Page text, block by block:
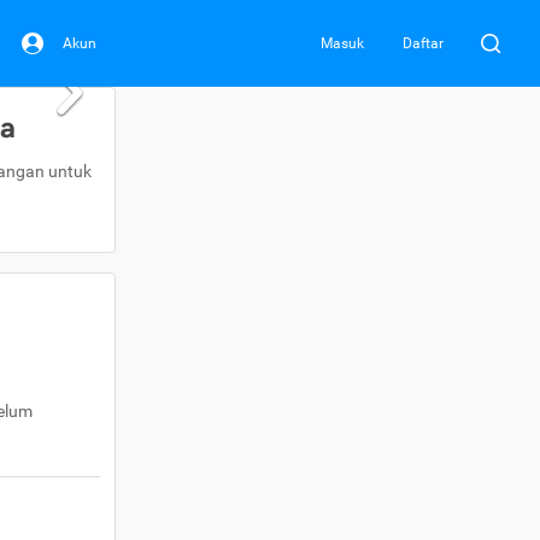
Akun Masuk Daftar
untuk